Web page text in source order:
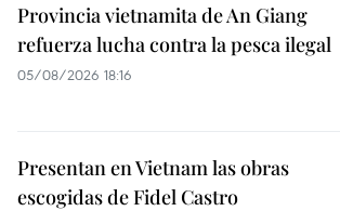
Provincia vietnamita de An Giang
refuerza lucha contra la pesca ilegal
05/08/2026 18:16
Presentan en Vietnam las obras
escogidas de Fidel Castro